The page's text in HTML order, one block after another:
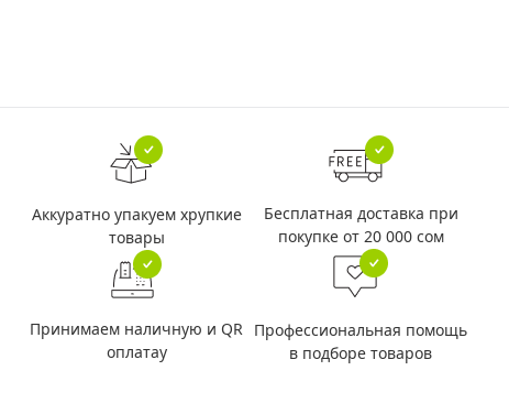
Аккуратно упакуем хрупкие
товары
Бесплатная доставка при
покупке от 20 000 сом
Принимаем наличную и QR
оплатау
Профессиональная помощь
в подборе товаров